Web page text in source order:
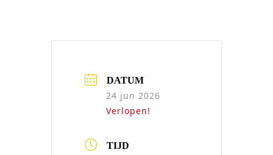
DATUM
24 jun 2026
Verlopen!
TIJD